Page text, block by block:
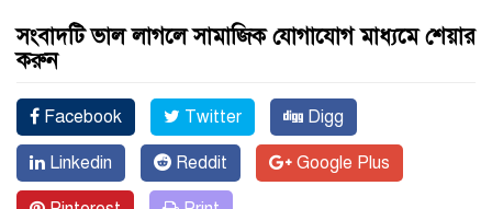
সংবাদটি ভাল লাগলে সামাজিক যোগাযোগ মাধ্যমে শেয়ার
করুন
Facebook Twitter Digg
Linkedin Reddit Google Plus